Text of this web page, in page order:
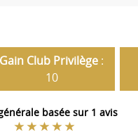
Gain Club Privilège :
10
basée sur 1 avis